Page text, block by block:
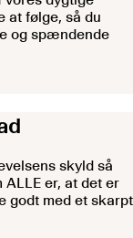
at følge, så du
og spændende
skyld så
er, at det er
godt med et skarpt